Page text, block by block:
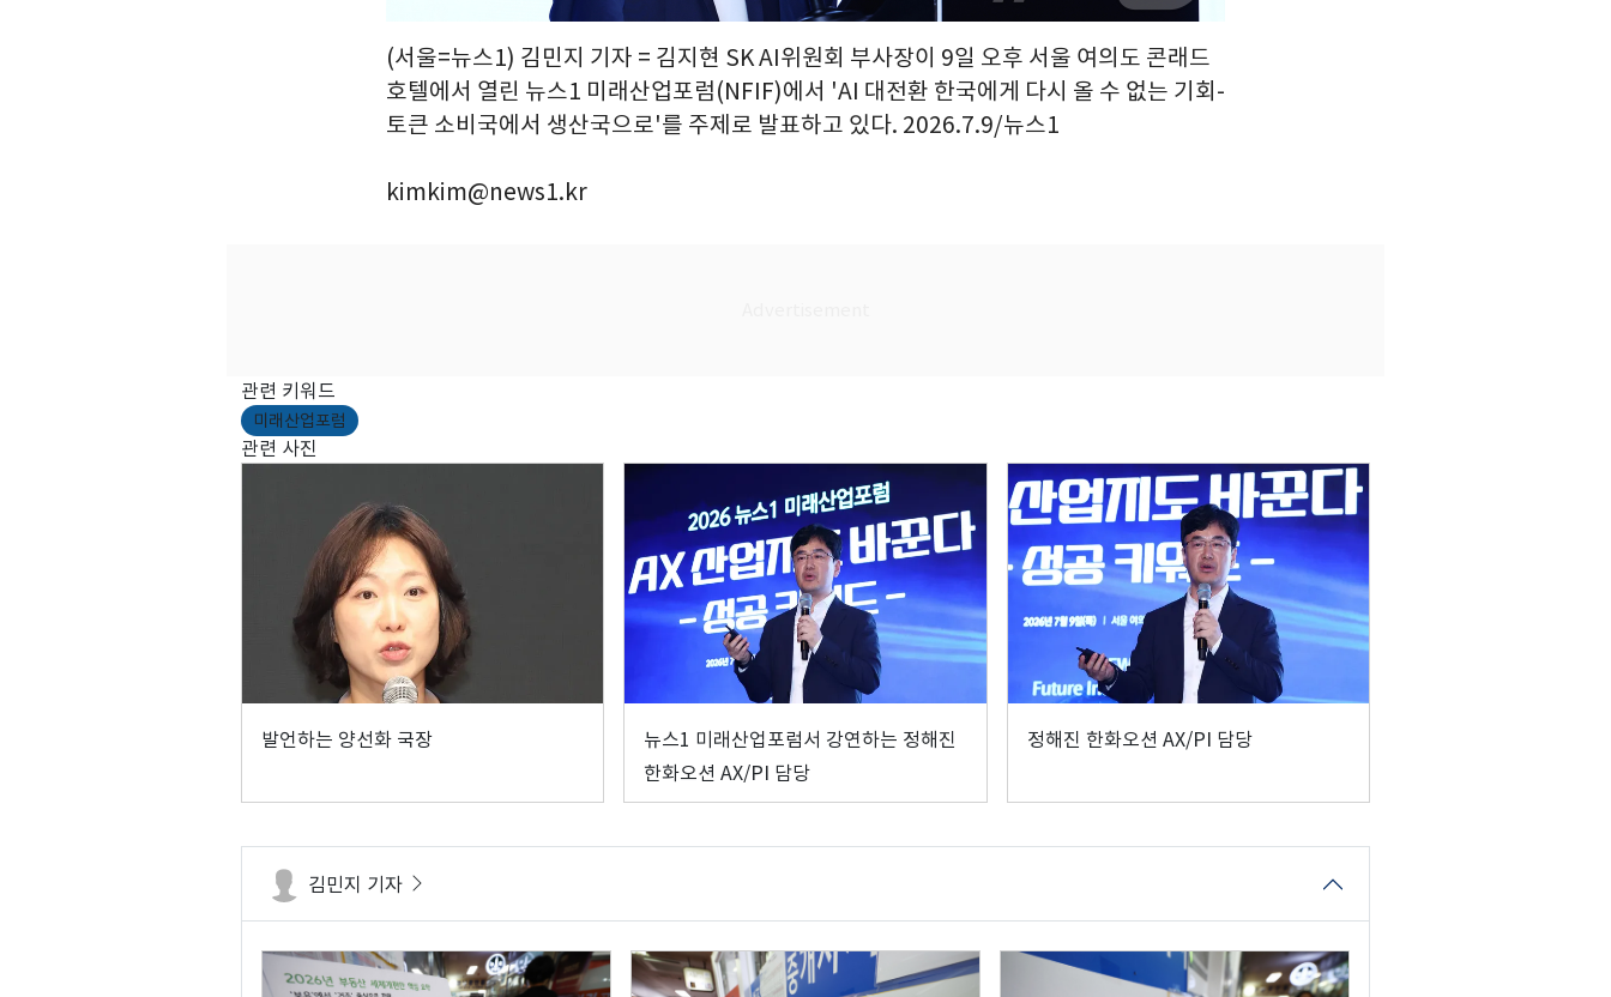
(서울=뉴스1) 김민지 기자 = 김지현 SK AI위원회 부사장이 9일 오후 서울 여의도 콘래드
호텔에서 열린 뉴스1 미래산업포럼(NFIF)에서 'AI 대전환 한국에게 다시 올 수 없는 기회-
토큰 소비국에서 생산국으로'를 주제로 발표하고 있다. 2026.7.9/뉴스1
kimkim@news1.kr
관련 키워드
미래산업포럼
관련 사진
발언하는 양선화 국장
뉴스1 미래산업포럼서 강연하는 정해진
한화오션 AX/PI 담당
정해진 한화오션 AX/PI 담당
김민지 기자